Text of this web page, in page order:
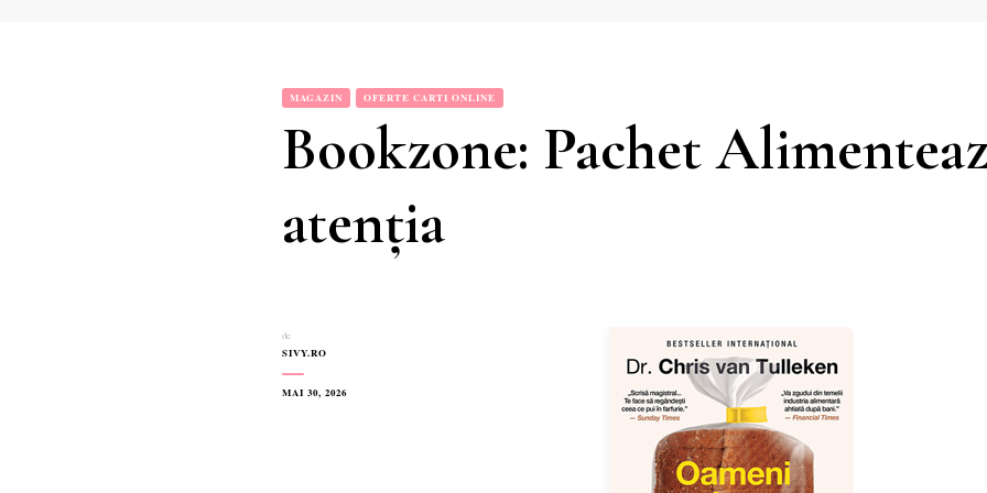
MAGAZIN OFERTE CARTI ONLINE
Bookzone: Pachet
atenția
de
SIVY.RO
MAI 30, 2026